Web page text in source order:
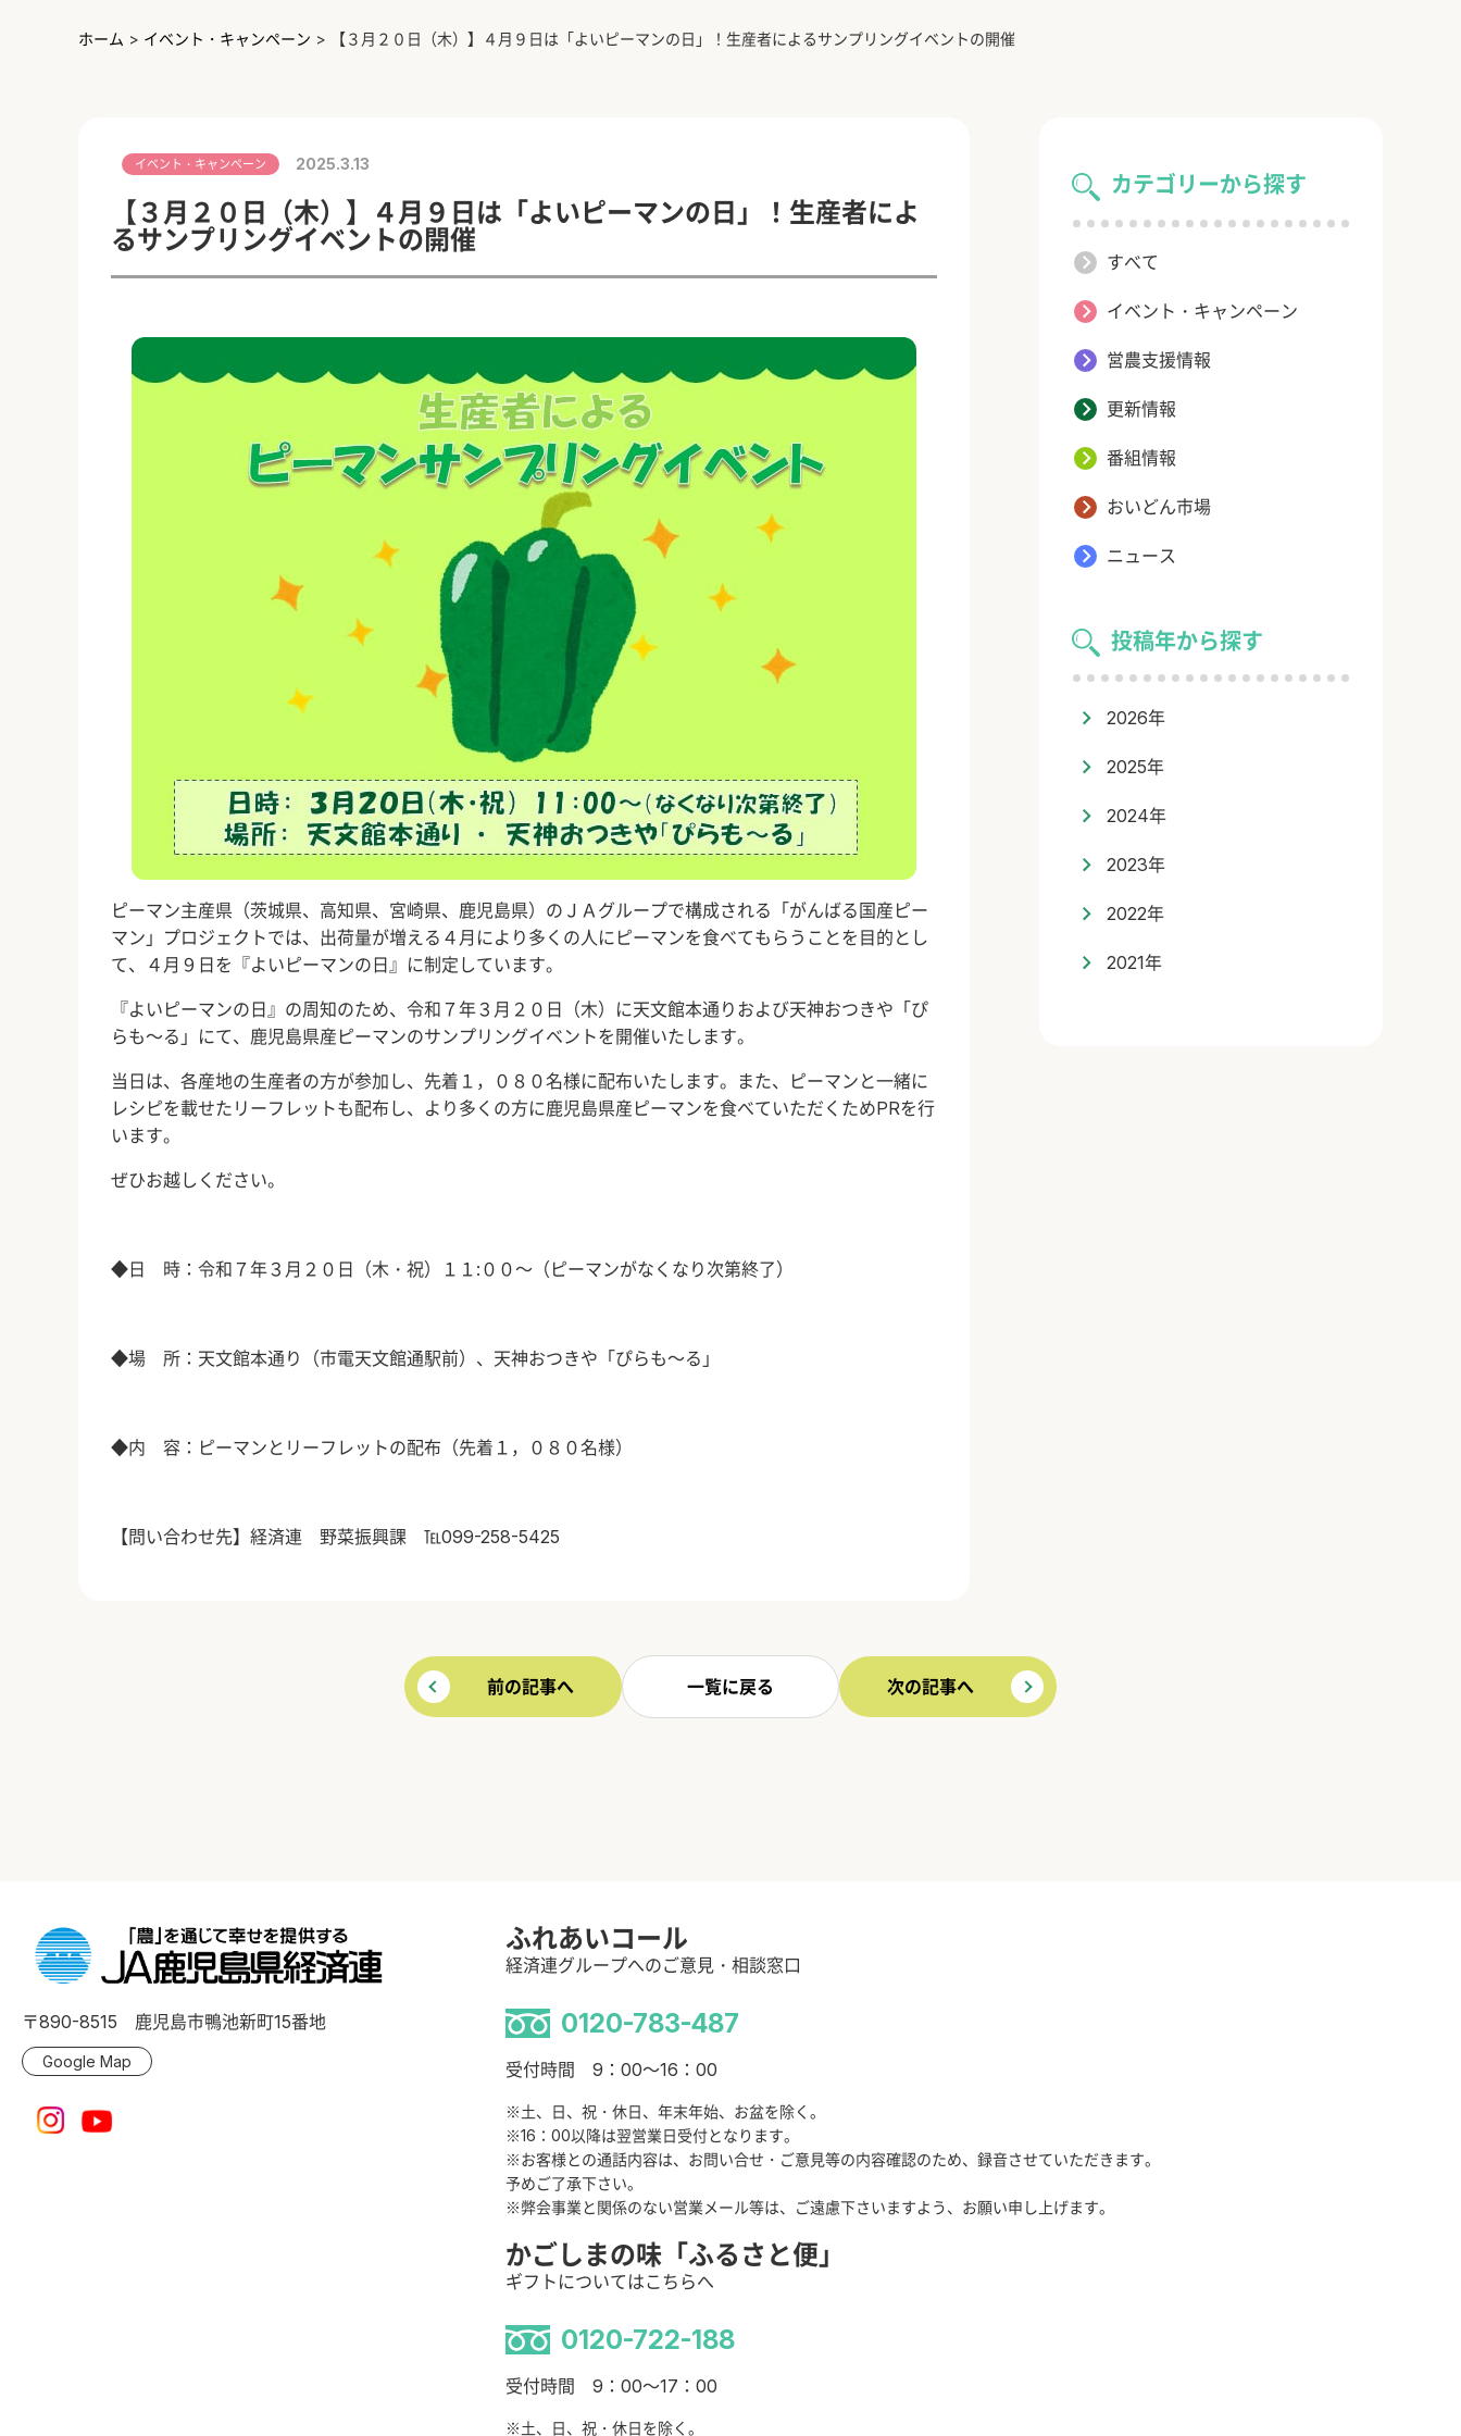
ホーム > イベント・キャンペーン > 【３月２０日（木）】４月９日は「よいピーマンの日」！生産者によるサンプリングイベントの開催
カテゴリーから探す
すべて
イベント・キャンペーン
営農支援情報
更新情報
番組情報
おいどん市場
ニュース
投稿年から探す
2026年
2025年
2024年
2023年
2022年
2021年
イベント・キャンペーン 2025.3.13
【３月２０日（木）】４月９日は「よいピーマンの日」！生産者によ
るサンプリングイベントの開催
ピーマン主産県（茨城県、高知県、宮崎県、鹿児島県）のＪＡグループで構成される「がんばる国産ピー
マン」プロジェクトでは、出荷量が増える４月により多くの人にピーマンを食べてもらうことを目的とし
て、４月９日を『よいピーマンの日』に制定しています。
『よいピーマンの日』の周知のため、令和７年３月２０日（木）に天文館本通りおよび天神おつきや「ぴ
らも～る」にて、鹿児島県産ピーマンのサンプリングイベントを開催いたします。
当日は、各産地の生産者の方が参加し、先着１，０８０名様に配布いたします。また、ピーマンと一緒に
レシピを載せたリーフレットも配布し、より多くの方に鹿児島県産ピーマンを食べていただくためPRを行
います。
ぜひお越しください。
◆日 時：令和７年３月２０日（木・祝）１１ : ００～（ピーマンがなくなり次第終了）
◆場 所：天文館本通り（市電天文館通駅前）、天神おつきや「ぴらも～る」
◆内 容：ピーマンとリーフレットの配布（先着１，０８０名様）
【問い合わせ先】経済連 野菜振興課 ℡099-258-5425
前の記事へ 一覧に戻る 次の記事へ
〒890-8515 鹿児島市鴨池新町15番地
Google Map
ふれあいコール
経済連グループへのご意見・相談窓口
0120-783-487
受付時間 9：00～16：00
※土、日、祝・休日、年末年始、お盆を除く。
※16：00以降は翌営業日受付となります。
※お客様との通話内容は、お問い合せ・ご意見等の内容確認のため、録音させていただきます。
予めご了承下さい。
※弊会事業と関係のない営業メール等は、ご遠慮下さいますよう、お願い申し上げます。
かごしまの味「ふるさと便」
ギフトについてはこちらへ
0120-722-188
受付時間 9：00～17：00
※土、日、祝・休日を除く。